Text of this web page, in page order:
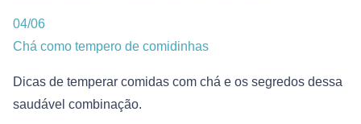
04/06
Chá como tempero de comidinhas
Dicas de temperar comidas com chá e os segredos dessa
saudável combinação.